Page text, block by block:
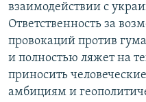
взаимодействии с
Ответственность за
провокаций против
и полностью ляжет на
приносить
амбициям и